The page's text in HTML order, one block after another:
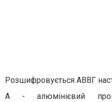
Розшифровується АВВГ
А - алюмінієвий